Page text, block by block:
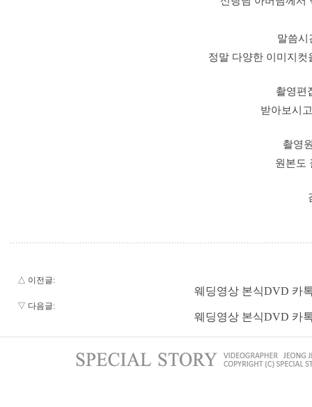
말씀시
정말 다양한 이미지
촬영편
받아보시
촬영
원본도
△ 이전글:
웨딩영상 본식DVD 카
▽ 다음글:
웨딩영상 본식DVD 카